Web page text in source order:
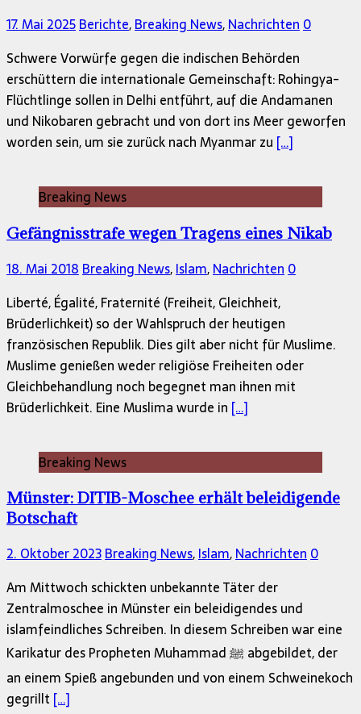
17. Mai 2025Berichte,Breaking News,Nachrichten0
Schwere Vorwürfe gegen die indischen Behörden
erschüttern die internationale Gemeinschaft: Rohingya-
Flüchtlinge sollen in Delhi entführt, auf die Andamanen
und Nikobaren gebracht und von dort ins Meer geworfen
worden sein, um sie zurück nach Myanmar zu […]
Breaking News
Gefängnisstrafe wegen Tragens eines Nikab
18. Mai 2018 Breaking News,Islam,Nachrichten 0
Liberté, Égalité, Fraternité (Freiheit, Gleichheit,
Brüderlichkeit) so der Wahlspruch der heutigen
französischen Republik. Dies gilt aber nicht für Muslime.
Muslime genießen weder religiöse Freiheiten oder
Gleichbehandlung noch begegnet man ihnen mit
Brüderlichkeit. Eine Muslima wurde in […]
Breaking News
Münster: DITIB-Moschee erhält beleidigende
Botschaft
2. Oktober 2023Breaking News,Islam,Nachrichten 0
Am Mittwoch schickten unbekannte Täter der
Zentralmoschee in Münster ein beleidigendes und
islamfeindliches Schreiben. In diesem Schreiben war eine
Karikatur des Propheten Muhammad ﷺ abgebildet, der
an einem Spieß angebunden und von einem Schweinekoch
gegrillt […]